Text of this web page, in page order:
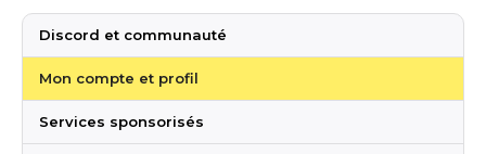
Discord et communauté
Mon compte et profil
Services sponsorisés